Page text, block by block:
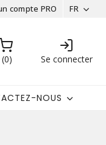
compte PRO FR
0 Se connecter
NOUS